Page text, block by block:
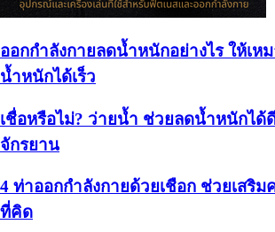
ออกกำลังกายลดน้ำหนักอย่างไร ให้เห
น้ำหนักได้เร็ว
เชื่อหรือไม่? ว่ายน้ำ ช่วยลดน้ำหนักได้
จักรยาน
4 ท่าออกกำลังกายด้วยเชือก ช่วยเสริ
ที่คิด